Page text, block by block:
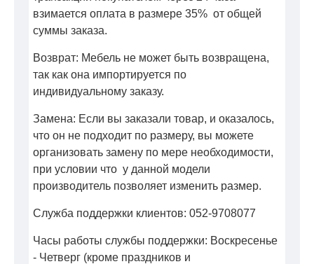
взимается оплата в размере 35% от общей
суммы заказа.
Возврат: Мебель не может быть возвращена,
так как она импортируется по
индивидуальному заказу.
Замена: Если вы заказали товар, и оказалось,
что он не подходит по размеру, вы можете
организовать замену по мере необходимости,
при условии что у данной модели
производитель позволяет изменить размер.
Служба поддержки клиентов: 052-9708077
Часы работы службы поддержки: Воскресенье
- Четверг (кроме праздников и